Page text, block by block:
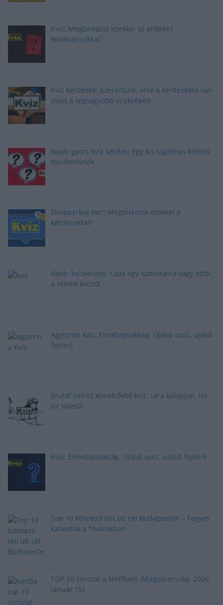
Kvíz: Megbirkózol ezekkel az érdekes
feladványokkal?
Kvíz kérdések: Szerintünk, erre a kérdésekre van
most a legnagyobb szükséged
Nyolc gyors kvíz kérdés: Egy kis izgalmas kihívás
mindenkinek
Elmepárbaj kvíz: Megbirkózol ezekkel a
kérdésekkel?
Nyolc kvízkérdés: Csak egy kattintásra vagy ettől,
a remek kvíztől
Agytorna kvíz: Elmebajnokság. Újabb quiz, újabb
fejtörő
Brutál nehéz elmebővítő kvíz: Le a kalappal, ha
jól sikerül
Kvíz: Elmebajnokság. Újabb quiz, újabb fejtörő
Top 10 kötelező téli úti cél Budapesten – Fagyos
kalandok a fővárosban
TOP 10 sorozat a Netflixen (Magyarország, 2026.
január 15)